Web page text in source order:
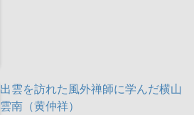
出雲を訪れた風外禅師に学んだ横山
雲南（黄仲祥）